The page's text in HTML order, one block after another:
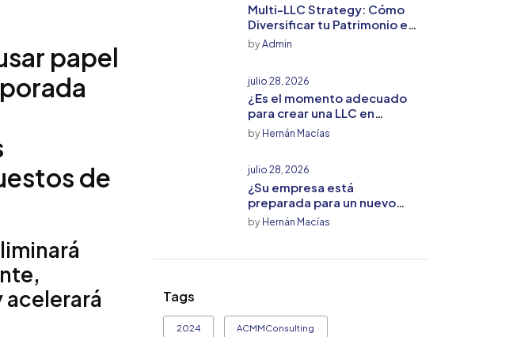
Multi-LLC Strategy: Cómo
Diversificar tu Patrimonio en
Florida sin Multiplicar tu
Riesgo Fiscal
byAdmin
julio 28, 2026
¿Es el momento adecuado
para crear una LLC en
Estados Unidos? Lo que
todo emprendedor debe
byHernán Macías
julio 28, 2026
¿Su empresa está
preparada para un nuevo
aumento de costos? 5
estrategias para proteger la
byHernán Macías
Tags
2024 ACMMConsulting
papel
de